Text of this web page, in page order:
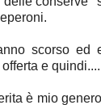
scorso ed
e
è mio